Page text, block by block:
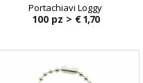
Portachiavi Loggy
100 pz > € 1,70